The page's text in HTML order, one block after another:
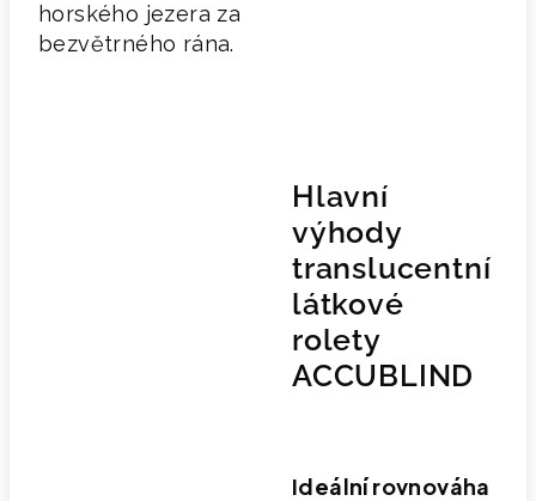
horského jezera za
bezvětrného rána.
Hlavní
výhody
translucentní
látkové
rolety
ACCUBLIND
Ideální rovnováha